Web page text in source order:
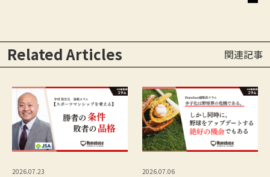
Related Articles 関連記事
2026.07.23 2026.07.06